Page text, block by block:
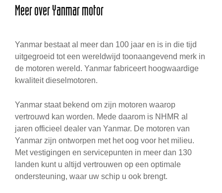
Meer over Yanmar motor
Yanmar bestaat al meer dan 100 jaar en is in die tijd
uitgegroeid tot een wereldwijd toonaangevend merk in
de motoren wereld. Yanmar fabriceert hoogwaardige
kwaliteit dieselmotoren.
Yanmar staat bekend om zijn motoren waarop
vertrouwd kan worden. Mede daarom is NHMR al
jaren officieel dealer van Yanmar. De motoren van
Yanmar zijn ontworpen met het oog voor het milieu.
Met vestigingen en servicepunten in meer dan 130
landen kunt u altijd vertrouwen op een optimale
ondersteuning, waar uw schip u ook brengt.